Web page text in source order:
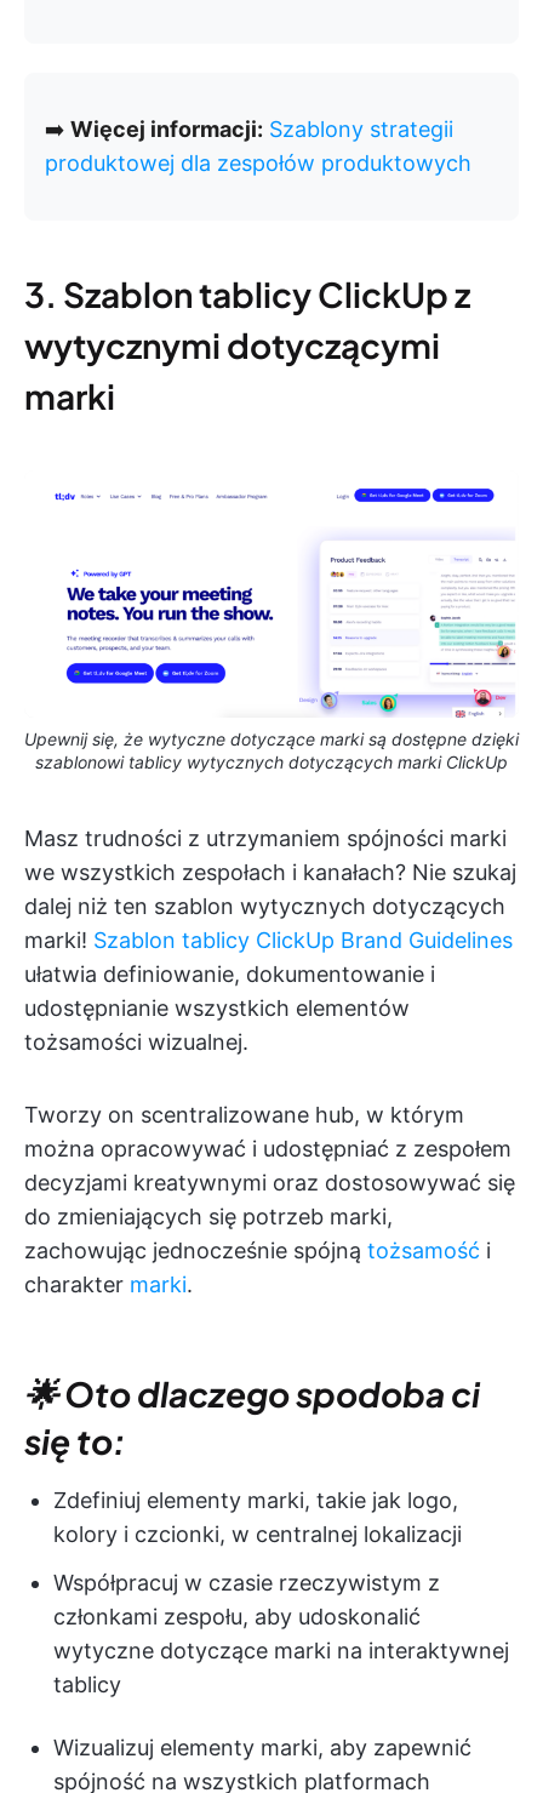
➡️ Więcej informacji: Szablony strategii
produktowej dla zespołów produktowych
3. Szablon tablicy ClickUp z
wytycznymi dotyczącymi
marki
Upewnij się, że wytyczne dotyczące marki są dostępne dzięki
szablonowi tablicy wytycznych dotyczących marki ClickUp
Masz trudności z utrzymaniem spójności marki
we wszystkich zespołach i kanałach? Nie szukaj
dalej niż ten szablon wytycznych dotyczących
marki! Szablon tablicy ClickUp Brand Guidelines
ułatwia definiowanie, dokumentowanie i
udostępnianie wszystkich elementów
tożsamości wizualnej.
Tworzy on scentralizowane hub, w którym
można opracowywać i udostępniać z zespołem
decyzjami kreatywnymi oraz dostosowywać się
do zmieniających się potrzeb marki,
zachowując jednocześnie spójną tożsamość i
charakter marki.
🌟 Oto dlaczego spodoba ci
się to:
Zdefiniuj elementy marki, takie jak logo,
kolory i czcionki, w centralnej lokalizacji
Współpracuj w czasie rzeczywistym z
członkami zespołu, aby udoskonalić
wytyczne dotyczące marki na interaktywnej
tablicy
Wizualizuj elementy marki, aby zapewnić
spójność na wszystkich platformach